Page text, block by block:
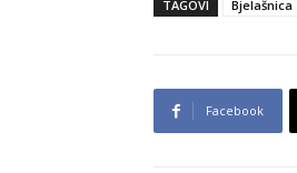
TAGOVI Bjelašnica
Facebook